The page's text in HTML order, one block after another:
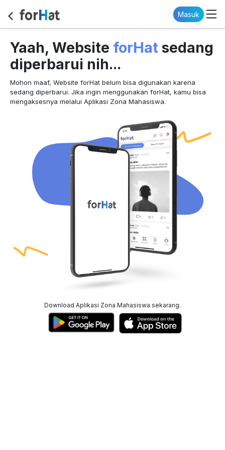
Masuk
Yaah, Website forHat sedang
diperbarui nih...
Mohon maaf, Website forHat belum bisa digunakan karena
sedang diperbarui. Jika ingin menggunakan forHat, kamu bisa
mengaksesnya melalui Aplikasi Zona Mahasiswa.
Download Aplikasi Zona Mahasiswa sekarang.